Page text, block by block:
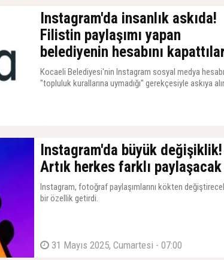
Instagram'da insanlık askıda!
Filistin paylaşımı yapan
belediyenin hesabını
Kocaeli Belediyesi'nin Instagram sosyal medya hesabı
"topluluk kurallarına uymadığı" gerekçesiyle askıya
Instagram'da büyük değişiklik!
Artık herkes farklı paylaşacak
Instagram, fotoğraf paylaşımlarını kökten
bir özellik getirdi.
31 Mayıs 2025, Cumartesi - 07:00